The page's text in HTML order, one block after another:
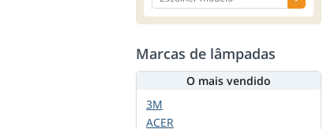
Marcas de lâmpadas
O mais vendido
3M
ACER